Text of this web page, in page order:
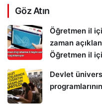
Göz Atın
Öğretmen il
zaman
Öğretmen il
Devlet